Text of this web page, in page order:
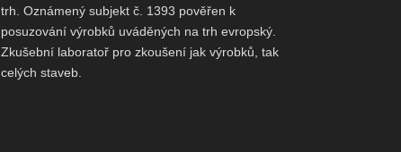
trh. Oznámený subjekt č. 1393 pověřen k
posuzování výrobků uváděných na trh evropský.
Zkušební laboratoř pro zkoušení jak výrobků, tak
celých staveb.